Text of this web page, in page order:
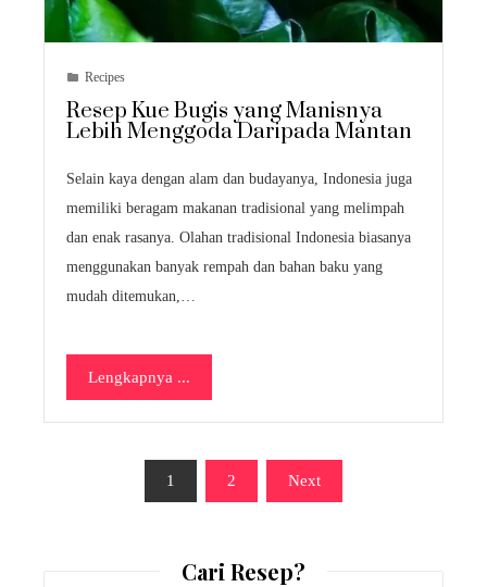
Recipes
Resep Kue Bugis yang Manisnya
Lebih Menggoda Daripada Mantan
Selain kaya dengan alam dan budayanya, Indonesia juga
memiliki beragam makanan tradisional yang melimpah
dan enak rasanya. Olahan tradisional Indonesia biasanya
menggunakan banyak rempah dan bahan baku yang
mudah ditemukan,…
Lengkapnya ...
pagination
1 2 Next
Cari Resep?